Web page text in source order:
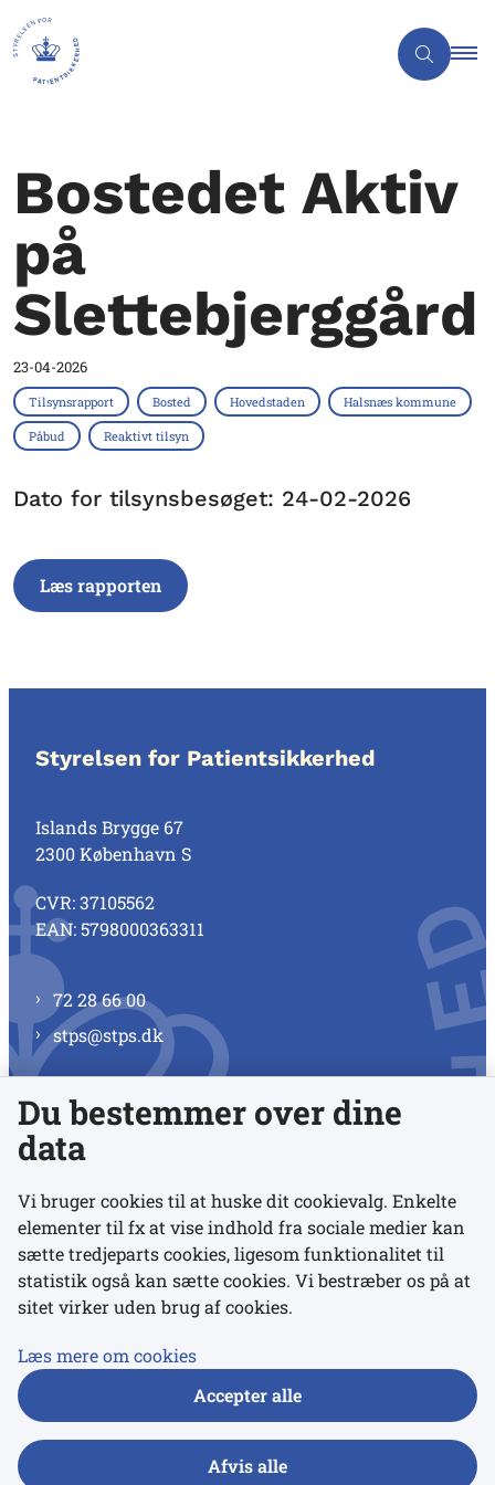
Bostedet Aktiv
på
Slettebjerggård
23-04-2026
Tilsynsrapport Bosted Hovedstaden Halsnæs kommune
Påbud Reaktivt tilsyn
Dato for tilsynsbesøget: 24-02-2026
Læs rapporten
Styrelsen for Patientsikkerhed
Islands Brygge 67
2300 København S
CVR: 37105562
EAN: 5798000363311
72 28 66 00
stps@stps.dk
Se alle kontaktnumre
Links
Udgivelser
Du bestemmer over dine
data
Vi bruger cookies til at huske dit cookievalg. Enkelte
elementer til fx at vise indhold fra sociale medier kan
sætte tredjeparts cookies, ligesom funktionalitet til
statistik også kan sætte cookies. Vi bestræber os på at
sitet virker uden brug af cookies.
Læs mere om cookies
Accepter alle
Afvis alle